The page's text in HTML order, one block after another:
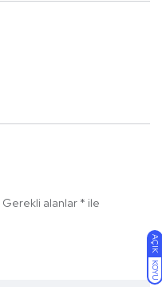
AÇIK
KOYU
Gerekli alanlar * ile